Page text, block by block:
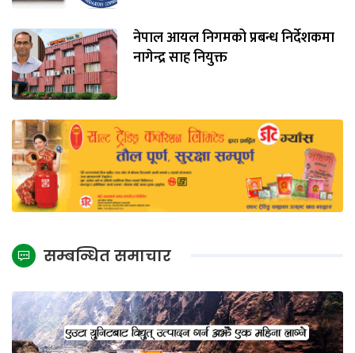
नेपाल आयल निगमको प्रबन्ध निर्देशकमा
नागेन्द्र साह नियुक्त
सम्बन्धित समाचार